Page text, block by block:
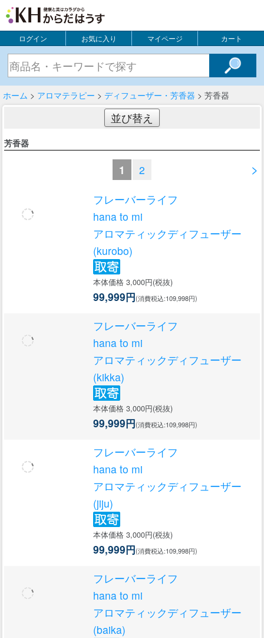
ログイン お気に入り マイページ カート
ホーム > アロマテラピー > ディフューザー・芳香器 > 芳香器
並び替え
芳香器
>
1 2
フレーバーライフ
hana to mi
アロマティックディフューザー
(kurobo)
本体価格 3,000円(税抜)
99,999円(消費税込:109,998円)
フレーバーライフ
hana to mi
アロマティックディフューザー
(kikka)
本体価格 3,000円(税抜)
99,999円(消費税込:109,998円)
フレーバーライフ
hana to mi
アロマティックディフューザー
(jiju)
本体価格 3,000円(税抜)
99,999円(消費税込:109,998円)
フレーバーライフ
hana to mi
アロマティックディフューザー
(baika)